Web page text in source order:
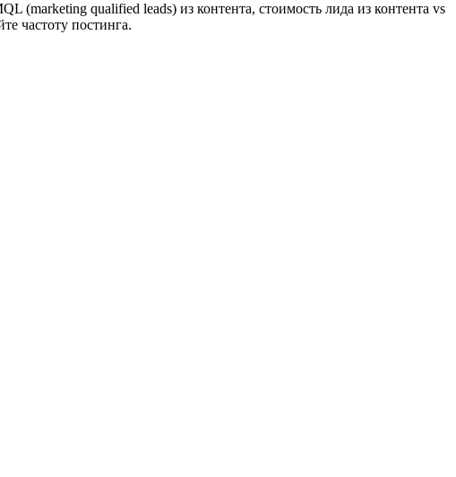
(marketing qualified leads) из контента, стоимость лида из контента vs
частоту постинга.